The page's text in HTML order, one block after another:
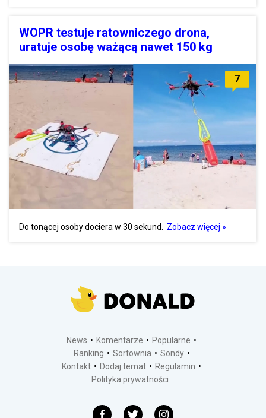
WOPR testuje ratowniczego drona,
uratuje osobę ważącą nawet 150 kg
7
Do tonącej osoby dociera w 30 sekund. Zobacz więcej »
News Komentarze
Popularne
Ranking
Sortownia
Sondy
Kontakt
Dodaj temat
Regulamin
Polityka prywatności